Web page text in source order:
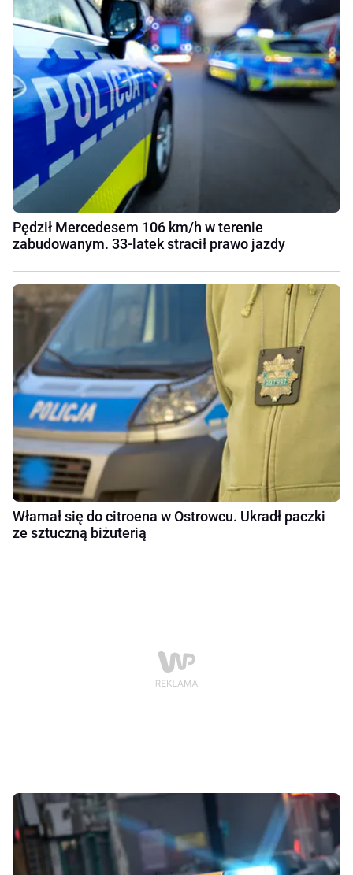
Pędził Mercedesem 106 km/h w terenie
zabudowanym. 33-latek stracił prawo jazdy
Włamał się do citroena w Ostrowcu. Ukradł paczki
ze sztuczną biżuterią